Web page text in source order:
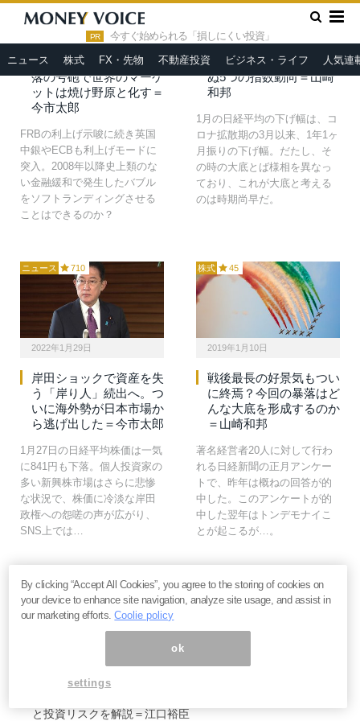
PR 今すぐ始められる「損しにくい投資」
ニュース 株式 FX・先物 不動産投資 ビジネス・ライフ 人気連
HOME » 大暴落
人類史上類なき緩和から
各国中銀一斉の量的引き
締めへ。史上空前の大暴
落の号砲で世界のマーケ
ットは焼け野原と化す＝
今市太郎
FRBの利上げ示唆に続き英国
中銀やECBも利上げモードに
突入。2008年以降史上類のな
い金融緩和で発生したバブル
をソフトランディングさせる
ことはできるのか？
日経平均1年10ヶ月振り
の下げ幅で当面の底打ち
か？それでも大底と言え
ぬ5つの指数動向＝山崎
和邦
1月の日経平均の下げ幅は、コ
ロナ拡散期の3月以来、1年1ヶ
月振りの下げ幅。だたし、そ
の時の大底とば様相を異なっ
ており、これが大底と考える
のは時期尚早だ。
ニュース 710
2022年1月29日
岸田ショックで資産を失
う「岸り人」続出へ。つ
いに海外勢が日本市場か
ら逃げ出した＝今市太郎
1月27日の日経平均株価は一気
に841円も下落。個人投資家の
多い新興株市場はさらに悲惨
な状況で、株価に冷淡な岸田
政権への怨嗟の声が広がり、
SNS上では…
株式 45
2019年1月10日
戦後最長の好景気もつい
に終焉？今回の暴落はど
んな大底を形成するのか
＝山崎和邦
著名経営者20人に対して行わ
れる日経新聞の正月アンケー
トで、昨年は概ねの回答が的
中した。このアンケートが的
中した翌年はトンデモナイこ
とが起こるが…。
いま読まれてます
と投資リスクを解説＝江口裕臣
By clicking “Accept All Cookies”, you agree to the storing of cookies on
your device to enhance site navigation, analyze site usage, and assist in
our marketing efforts.Coolie policy
ok
settings